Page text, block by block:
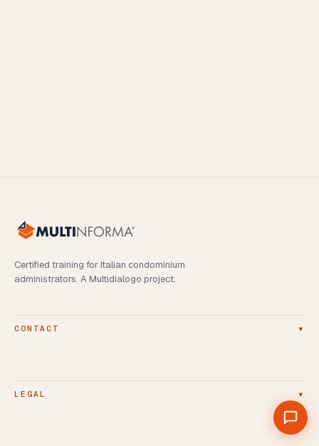
Certified training for Italian condominium
administrators. A Multidialogo project.
CONTACT ▾
LEGAL ▾